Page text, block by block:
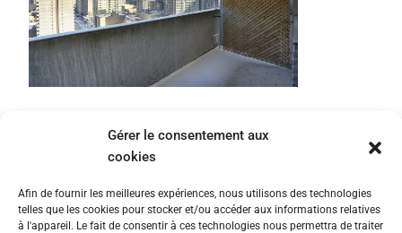
Gérer le consentement aux
cookies
Afin de fournir les meilleures expériences, nous utilisons des technologies
telles que les cookies pour stocker et/ou accéder aux informations relatives
à l'appareil. Le fait de consentir à ces technologies nous permettra de traiter